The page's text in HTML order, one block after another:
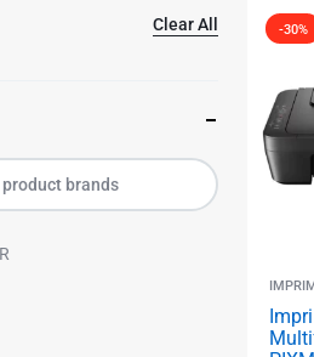
& LOISIRS -30%
Clear All